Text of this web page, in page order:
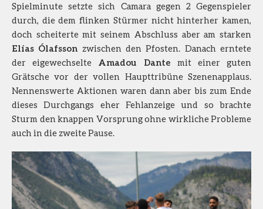
Spielminute setzte sich Camara gegen 2 Gegenspieler
durch, die dem flinken Stürmer nicht hinterher kamen,
doch scheiterte mit seinem Abschluss aber am starken
Elías Ólafsson zwischen den Pfosten. Danach erntete
der eigewechselte Amadou Dante mit einer guten
Grätsche vor der vollen Haupttribüne Szenenapplaus.
Nennenswerte Aktionen waren dann aber bis zum Ende
dieses Durchgangs eher Fehlanzeige und so brachte
Sturm den knappen Vorsprung ohne wirkliche Probleme
auch in die zweite Pause.